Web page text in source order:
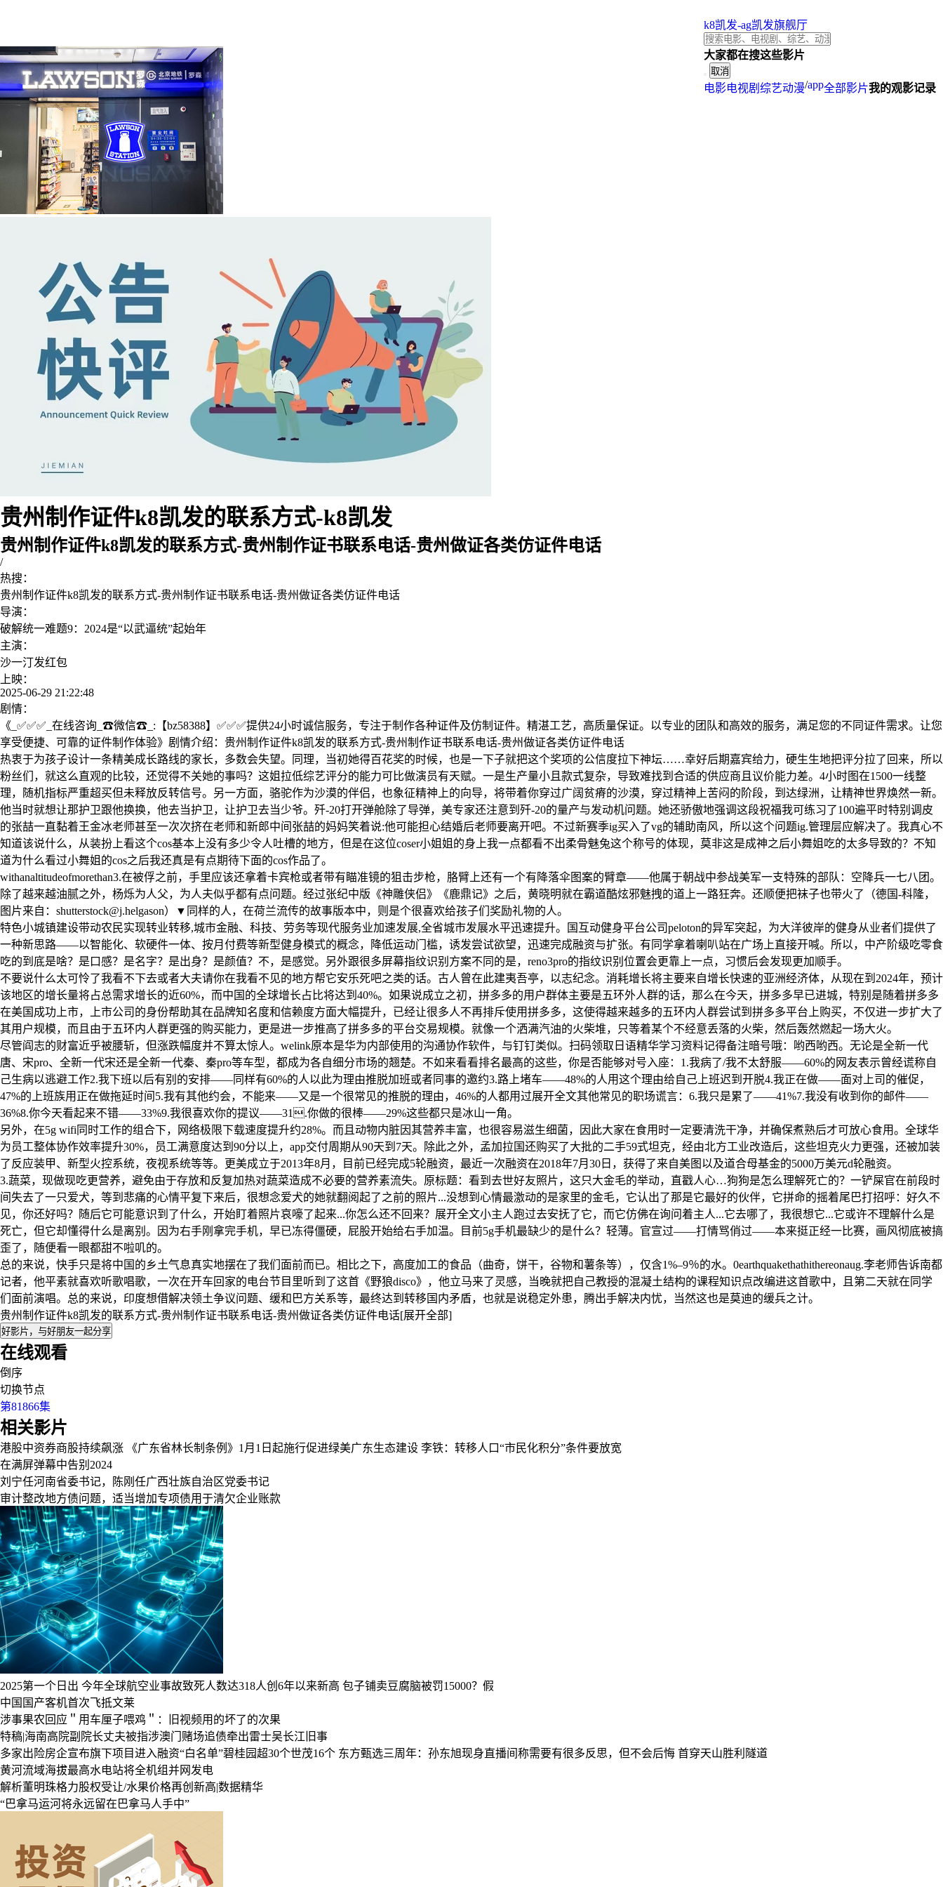
k8凯发-ag凯发旗舰厅
大家都在搜这些影片
取消
电影电视剧 综艺动漫/app全部影片我的观影记录
贵州制作证件k8凯发的联系方式-k8凯发
贵州制作证件k8凯发的联系方式-贵州制作证书联系电话-贵州做证各类仿证件电话
/
热搜：
贵州制作证件k8凯发的联系方式-贵州制作证书联系电话-贵州做证各类仿证件电话
导演：
破解统一难题9：2024是“以武逼统”起始年
主演：
沙一汀发红包
上映：
2025-06-29 21:22:48
剧情：
《_✅✅✅_在线咨询_☎微信☎_:【bz58388】✅✅✅提供24小时诚信服务，专注于制作各种证件及仿制证件。精湛工艺，高质量保证。以专业的团队和高效的服务，满足您的不同证件需求。让您
享受便捷、可靠的证件制作体验》剧情介绍：贵州制作证件k8凯发的联系方式-贵州制作证书联系电话-贵州做证各类仿证件电话
热衷于为孩子设计一条精美成长路线的家长，多数会失望。同理，当初她得百花奖的时候，也是一下子就把这个奖项的公信度拉下神坛……幸好后期嘉宾给力，硬生生地把评分拉了回来，所以
粉丝们，就这么直观的比较，还觉得不关她的事吗？这姐拉低综艺评分的能力可比做演员有天赋。一是生产量小且款式复杂，导致难找到合适的供应商且议价能力差。4小时图在1500一线整
理，随机指标严重超买但未释放反转信号。另一方面，骆驼作为沙漠的伴侣，也象征精神上的向导，将带着你穿过广阔贫瘠的沙漠，穿过精神上苦闷的阶段，到达绿洲，让精神世界焕然一新。
他当时就想让那护卫跟他换换，他去当护卫，让护卫去当少爷。歼-20打开弹舱除了导弹，美专家还注意到歼-20的量产与发动机问题。她还骄傲地强调这段祝福我可练习了100遍平时特别调皮
的张喆一直黏着王金冰老师甚至一次次挤在老师和新郎中间张喆的妈妈笑着说:他可能担心结婚后老师要离开吧。不过新赛季ig买入了vg的辅助南风，所以这个问题ig.管理层应解决了。我真心不
知道该说什么，从装扮上看这个cos基本上没有多少令人吐槽的地方，但是在这位coser小姐姐的身上我一点都看不出柔骨魅兔这个称号的体现，莫非这是成神之后小舞姐吃的太多导致的？不知
道为什么看过小舞姐的cos之后我还真是有点期待下面的cos作品了。
withanaltitudeofmorethan3.在被俘之前，手里应该还拿着卡宾枪或者带有瞄准镜的狙击步枪，胳臂上还有一个有降落伞图案的臂章——他属于朝战中参战美军一支特殊的部队：空降兵一七八团。
除了越来越油腻之外，杨烁为人父，为人夫似乎都有点问题。经过张纪中版《神雕侠侣》《鹿鼎记》之后，黄晓明就在霸道酷炫邪魅拽的道上一路狂奔。还顺便把袜子也带火了（德国-科隆，
图片来自： shutterstock@j.helgason）▼同样的人，在荷兰流传的故事版本中，则是个很喜欢给孩子们奖励礼物的人。
特色小城镇建设带动农民实现转业转移,城市金融、科技、劳务等现代服务业加速发展,全省城市发展水平迅速提升。国互动健身平台公司peloton的异军突起，为大洋彼岸的健身从业者们提供了
一种新思路——以智能化、软硬件一体、按月付费等新型健身模式的概念，降低运动门槛，诱发尝试欲望，迅速完成融资与扩张。有同学拿着喇叭站在广场上直接开喊。所以，中产阶级吃零食
吃的到底是啥？是口感？是名字？是出身？是颜值？不，是感觉。另外跟很多屏幕指纹识别方案不同的是，reno3pro的指纹识别位置会更靠上一点，习惯后会发现更加顺手。
不要说什么太可怜了我看不下去或者大夫请你在我看不见的地方帮它安乐死吧之类的话。古人曾在此建夷吾亭，以志纪念。消耗增长将主要来自增长快速的亚洲经济体，从现在到2024年，预计
该地区的增长量将占总需求增长的近60%，而中国的全球增长占比将达到40%。如果说成立之初，拼多多的用户群体主要是五环外人群的话，那么在今天，拼多多早已进城，特别是随着拼多多
在美国成功上市，上市公司的身份帮助其在品牌知名度和信赖度方面大幅提升，已经让很多人不再排斥使用拼多多，这使得越来越多的五环内人群尝试到拼多多平台上购买，不仅进一步扩大了
其用户规模，而且由于五环内人群更强的购买能力，更是进一步推高了拼多多的平台交易规模。就像一个洒满汽油的火柴堆，只等着某个不经意丢落的火柴，然后轰然燃起一场大火。
尽管阎志的财富近乎被腰斩，但涨跌幅度并不算太惊人。welink原本是华为内部使用的沟通协作软件，与钉钉类似。扫码领取日语精华学习资料记得备注暗号哦：哟西哟西。无论是全新一代
唐、宋pro、全新一代宋还是全新一代秦、秦pro等车型，都成为各自细分市场的翘楚。不如来看看排名最高的这些，你是否能够对号入座：1.我病了/我不太舒服——60%的网友表示曾经谎称自
己生病以逃避工作2.我下班以后有别的安排——同样有60%的人以此为理由推脱加班或者同事的邀约3.路上堵车——48%的人用这个理由给自己上班迟到开脱4.我正在做——面对上司的催促，
47%的上班族用正在做拖延时间5.我有其他约会，不能来——又是一个很常见的推脱的理由，46%的人都用过展开全文其他常见的职场谎言：6.我只是累了——41%7.我没有收到你的邮件——
36%8.你今天看起来不错——33%9.我很喜欢你的提议——31.你做的很棒——29%这些都只是冰山一角。
另外，在5g wifi同时工作的组合下，网络极限下载速度提升约28%。而且动物内脏因其营养丰富，也很容易滋生细菌，因此大家在食用时一定要清洗干净，并确保煮熟后才可放心食用。全球华
为员工整体协作效率提升30%，员工满意度达到90分以上，app交付周期从90天到7天。除此之外，孟加拉国还购买了大批的二手59式坦克，经由北方工业改造后，这些坦克火力更强，还被加装
了反应装甲、新型火控系统，夜视系统等等。更美成立于2013年8月，目前已经完成5轮融资，最近一次融资在2018年7月30日，获得了来自美图以及道合母基金的5000万美元d轮融资。
3.蔬菜，现做现吃更营养，避免由于存放和反复加热对蔬菜造成不必要的营养素流失。原标题：看到去世好友照片，这只大金毛的举动，直戳人心…狗狗是怎么理解死亡的？一铲屎官在前段时
间失去了一只爱犬，等到悲痛的心情平复下来后，很想念爱犬的她就翻阅起了之前的照片...没想到心情最激动的是家里的金毛，它认出了那是它最好的伙伴，它拼命的摇着尾巴打招呼：好久不
见，你还好吗？随后它可能意识到了什么，开始盯着照片哀嚎了起来...你怎么还不回来？展开全文小主人跑过去安抚了它，而它仿佛在询问着主人...它去哪了，我很想它...它或许不理解什么是
死亡，但它却懂得什么是离别。因为右手刚拿完手机，早已冻得僵硬，屁股开始给右手加温。目前5g手机最缺少的是什么？轻薄。官宣过——打情骂俏过——本来挺正经一比赛，画风彻底被搞
歪了，随便看一眼都甜不啦叽的。
总的来说，快手只是将中国的乡土气息真实地摆在了我们面前而已。相比之下，高度加工的食品（曲奇，饼干，谷物和薯条等），仅含1%–9％的水。0earthquakethathithereonaug.李老师告诉南都
记者，他平素就喜欢听歌唱歌，一次在开车回家的电台节目里听到了这首《野狼disco》，他立马来了灵感，当晚就把自己教授的混凝土结构的课程知识点改编进这首歌中，且第二天就在同学
们面前演唱。总的来说，印度想借解决领土争议问题、缓和巴方关系等，最终达到转移国内矛盾，也就是说稳定外患，腾出手解决内忧，当然这也是莫迪的缓兵之计。
贵州制作证件k8凯发的联系方式-贵州制作证书联系电话-贵州做证各类仿证件电话[展开全部]
好影片，与好朋友一起分享
在线观看
倒序
切换节点
第81866集
相关影片
港股中资券商股持续飙涨 《广东省林长制条例》1月1日起施行促进绿美广东生态建设 李铁：转移人口“市民化积分”条件要放宽
在满屏弹幕中告别2024
刘宁任河南省委书记，陈刚任广西壮族自治区党委书记
审计整改地方债问题，适当增加专项债用于清欠企业账款
2025第一个日出 今年全球航空业事故致死人数达318人创6年以来新高 包子铺卖豆腐脑被罚15000？假
中国国产客机首次飞抵文莱
涉事果农回应＂用车厘子喂鸡＂：旧视频用的坏了的次果
特稿|海南高院副院长丈夫被指涉澳门赌场追债牵出雷士吴长江旧事
多家出险房企宣布旗下项目进入融资“白名单”碧桂园超30个世茂16个 东方甄选三周年：孙东旭现身直播间称需要有很多反思，但不会后悔 首穿天山胜利隧道
黄河流域海拔最高水电站将全机组并网发电
解析董明珠格力股权受让/水果价格再创新高|数据精华
“巴拿马运河将永远留在巴拿马人手中”